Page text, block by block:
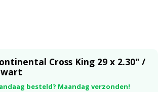
Cross King 29 x 2.30" /
besteld? Maandag verzonden!